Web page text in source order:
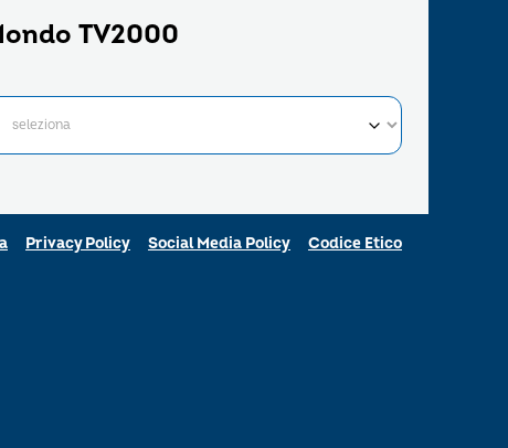
TV2000
Privacy Policy Social Media Policy Codice Etico